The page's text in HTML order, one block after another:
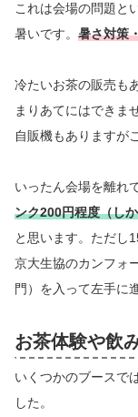
これは会場の問題と
暑いです。 暑さ対策
冷たいお茶の販売も
まりあてにはできま
自販機もありますが
いったん会場を離れ
ンク200円程度（し
と思います。ただし
京大生協のカンフォ
門）を入って左手に
お茶体験や飲
いくつかのブースでは
した。